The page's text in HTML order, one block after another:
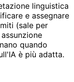
linguistica
e assegnare
(sale per
quando
è più adatta.